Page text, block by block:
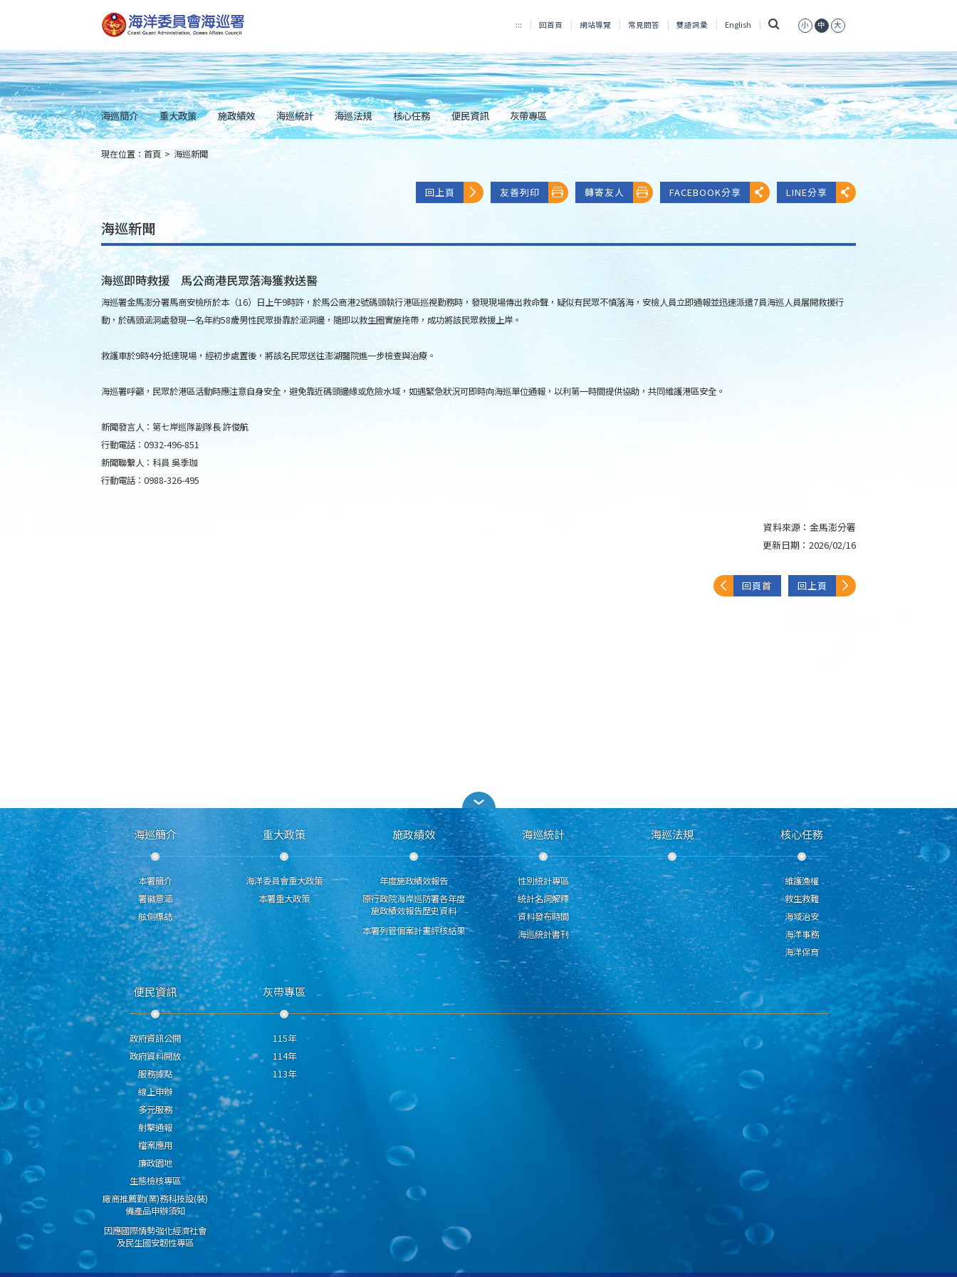
到
主
內
容
Skip
to
main
content
::: 回首頁 網站導覽 常見問答 雙語詞彙 English 小 中 大
海巡簡介 重大政策 施政績效 海巡統計 海巡法規 核心任務 便民資訊 灰帶專區
::: 現在位置： 首頁 > 海巡新聞
回上頁 友善列印 轉寄友人 FACEBOOK分享 LINE分享
海巡新聞
海巡即時救援 馬公商港民眾落海獲救送醫
海巡署金馬澎分署馬商安檢所於本（16）日上午9時許，於馬公商港2號碼頭執行港區巡視勤務時，發現現場傳出救命聲，疑似有民眾不慎落海，安檢人員立即通報並迅速派遣7員海巡人員展開救援行
動，於碼頭涵洞處發現一名年約58歲男性民眾掛靠於涵洞邊，隨即以救生圈實施拖帶，成功將該民眾救援上岸。
救護車於9時4分抵達現場，經初步處置後，將該名民眾送往澎湖醫院進一步檢查與治療。
海巡署呼籲，民眾於港區活動時應注意自身安全，避免靠近碼頭邊緣或危險水域，如遇緊急狀況可即時向海巡單位通報，以利第一時間提供協助，共同維護港區安全。
新聞發言人：第七岸巡隊副隊長 許俊航
行動電話：0932-496-851
新聞聯繫人：科員 吳季珈
行動電話：0988-326-495
資料來源： 金馬澎分署
更新日期： 2026/02/16
回頁首 回上頁
海巡簡介
本署簡介
署徽意涵
舷側標誌
重大政策
海洋委員會重大政策
本署重大政策
施政績效
年度施政績效報告
原行政院海岸巡防署各年度
施政績效報告歷史資料
本署列管個案計畫評核結果
海巡統計
性別統計專區
統計名詞解釋
資料發布時間
海巡統計書刊
海巡法規 核心任務
維護漁權
救生救難
海域治安
海洋事務
海洋保育
便民資訊
政府資訊公開
政府資料開放
服務據點
線上申辦
多元服務
射擊通報
檔案應用
廉政園地
生態檢核專區
廠商推薦勤(業)務科技設(裝)
備產品申辦須知
因應國際情勢強化經濟社會
及民生國安韌性專區
灰帶專區
115年
114年
113年